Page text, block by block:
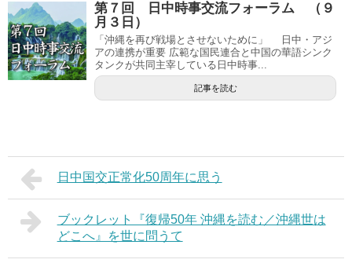
第７回 日中時事交流フォーラム （９
月３日）
「沖縄を再び戦場とさせないために」 日中・アジ
アの連携が重要 広範な国民連合と中国の華語シンク
タンクが共同主宰している日中時事...
記事を読む
日中国交正常化50周年に思う
ブックレット『復帰50年 沖縄を読む／沖縄世は
どこへ』を世に問うて